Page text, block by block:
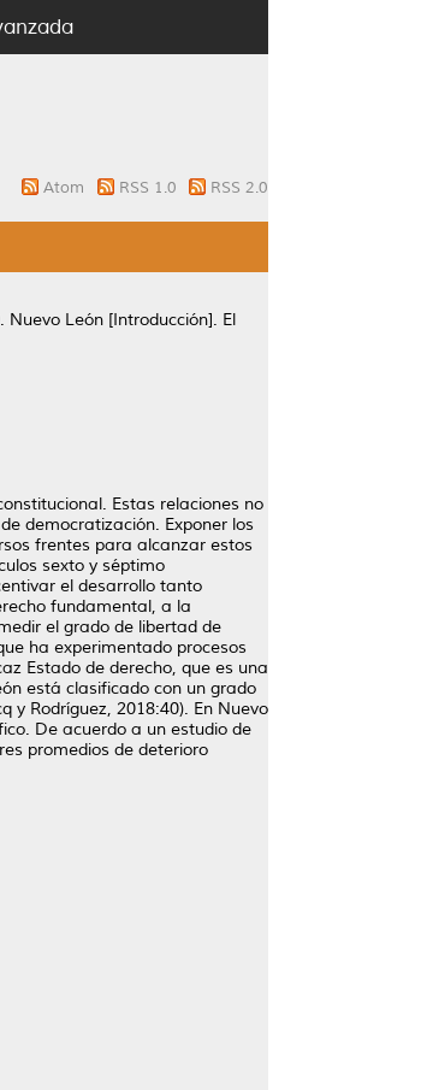
Atom RSS 1.0 RSS 2.0
León [Introducción]. El
Estas relaciones no
democratización. Exponer los
frentes para alcanzar estos
sexto y séptimo
el desarrollo tanto
fundamental, a la
el grado de libertad de
ha experimentado procesos
Estado de derecho, que es una
está clasificado con un grado
Rodríguez, 2018:40). En Nuevo
De acuerdo a un estudio de
promedios de deterioro